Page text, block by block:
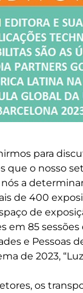
para
que o nosso
a
de 400
de
em 85 sessões
e Pessoas
de 2023,
os